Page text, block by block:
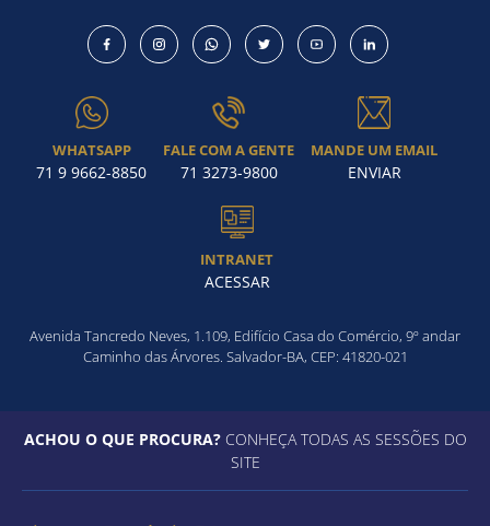
WHATSAPP
71 9 9662-8850
FALE COM A GENTE
71 3273-9800
MANDE UM EMAIL
ENVIAR
INTRANET
ACESSAR
Avenida Tancredo Neves, 1.109, Edifício Casa do Comércio, 9º andar
Caminho das Árvores. Salvador-BA, CEP: 41820-021
ACHOU O QUE PROCURA?CONHEÇA TODAS AS SESSÕES DO
SITE